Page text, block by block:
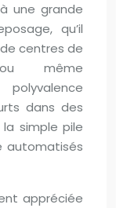
une grande
qu’il
centres de
même
polyvalence
dans des
simple pile
automatisés
appréciée